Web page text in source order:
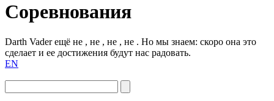
Соревнования
Darth Vader ещё не , не , не , не . Но мы знаем: скоро она это
сделает и ее достижения будут нас радовать.
EN